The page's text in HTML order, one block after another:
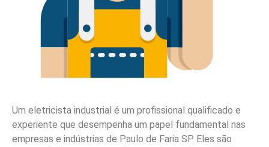
Um eletricista industrial é um profissional qualificado e
experiente que desempenha um papel fundamental nas
empresas e indústrias de Paulo de Faria SP. Eles são